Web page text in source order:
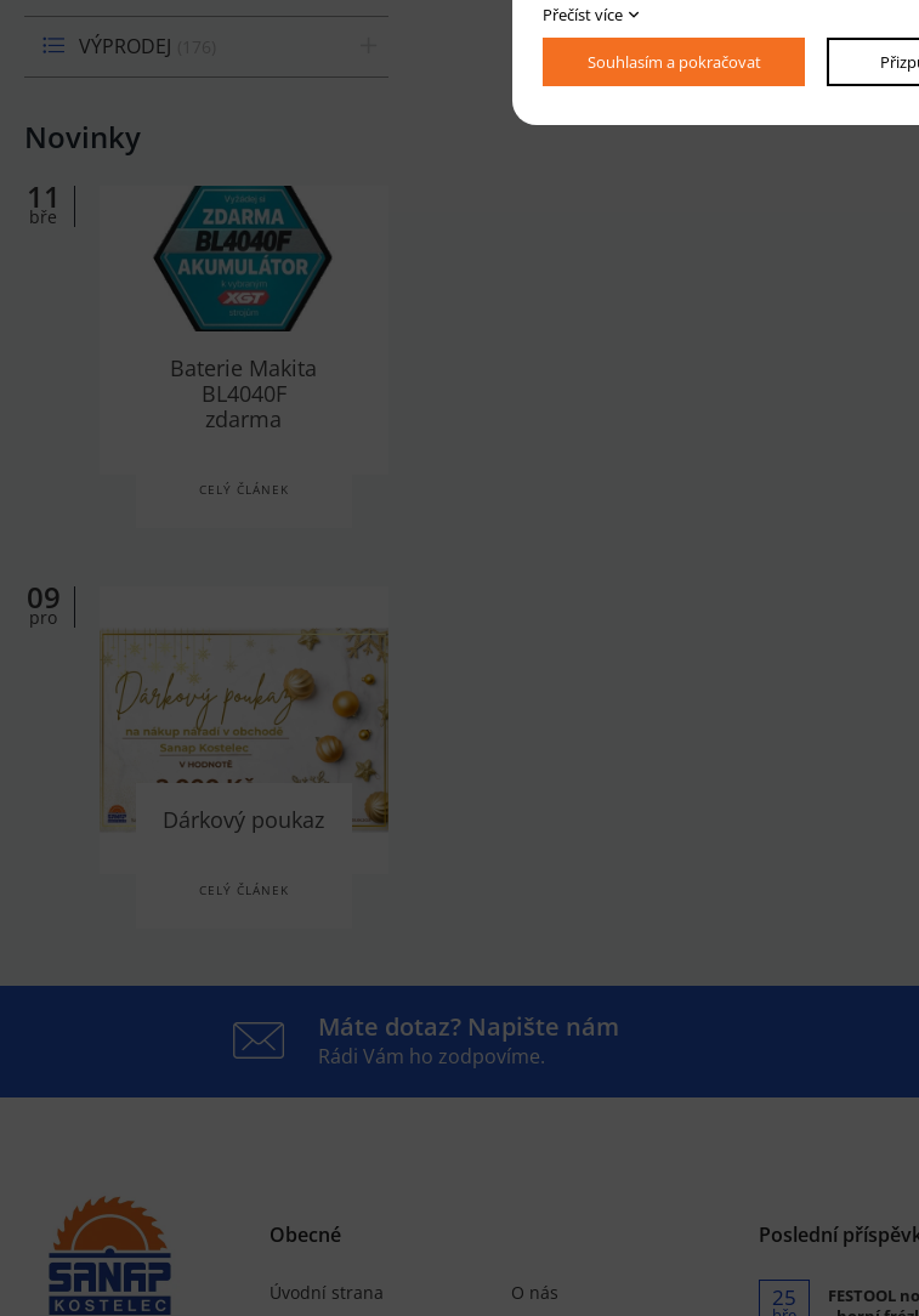
VÝPRODEJ
Novinky
11
bře
Baterie Makita
BL4040F
zdarma
CELÝ ČLÁNEK
09
pro
Dárkový poukaz
CELÝ ČLÁNEK
Máte dotaz? Napište nám
Rádi Vám ho zodpovíme.
Obecné
Úvodní strana O nás
Poslední
25
FESTOOL
Přečíst více
Souhlasím a pokračovat